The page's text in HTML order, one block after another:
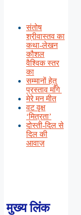
संतोष
श्रीवास्तव का
कथा-लेखन
कौशल
वैश्विक स्तर
का
सम्मानों हेतु
प्रस्ताव माँगे
मेरे मन मीत
वट वृक्ष
‘मित्रता’
दोस्ती-दिल से
दिल की
आवाज़
मुख्य लिंक